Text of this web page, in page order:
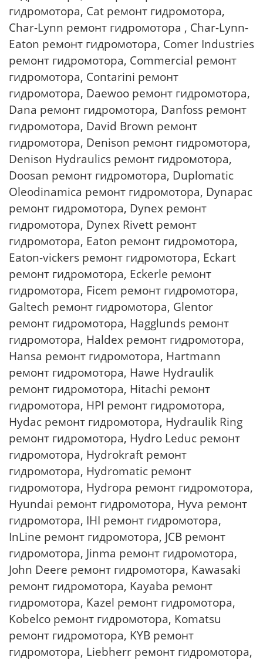
гидромотора, Cat ремонт гидромотора,
Char-Lynn ремонт гидромотора , Char-Lynn-
Eaton ремонт гидромотора, Comer Industries
ремонт гидромотора, Commercial ремонт
гидромотора, Contarini ремонт
гидромотора, Daewoo ремонт гидромотора,
Dana ремонт гидромотора, Danfoss ремонт
гидромотора, David Brown ремонт
гидромотора, Denison ремонт гидромотора,
Denison Hydraulics ремонт гидромотора,
Doosan ремонт гидромотора, Duplomatic
Oleodinamica ремонт гидромотора, Dynapac
ремонт гидромотора, Dynex ремонт
гидромотора, Dynex Rivett ремонт
гидромотора, Eaton ремонт гидромотора,
Eaton-vickers ремонт гидромотора, Eckart
ремонт гидромотора, Eckerle ремонт
гидромотора, Ficem ремонт гидромотора,
Galtech ремонт гидромотора, Glentor
ремонт гидромотора, Hagglunds ремонт
гидромотора, Haldex ремонт гидромотора,
Hansa ремонт гидромотора, Hartmann
ремонт гидромотора, Hawe Hydraulik
ремонт гидромотора, Hitachi ремонт
гидромотора, HPI ремонт гидромотора,
Hydac ремонт гидромотора, Hydraulik Ring
ремонт гидромотора, Hydro Leduc ремонт
гидромотора, Hydrokraft ремонт
гидромотора, Hydromatic ремонт
гидромотора, Hydropa ремонт гидромотора,
Hyundai ремонт гидромотора, Hyva ремонт
гидромотора, IHI ремонт гидромотора,
InLine ремонт гидромотора, JCB ремонт
гидромотора, Jinma ремонт гидромотора,
John Deere ремонт гидромотора, Kawasaki
ремонт гидромотора, Kayaba ремонт
гидромотора, Kazel ремонт гидромотора,
Kobelco ремонт гидромотора, Komatsu
ремонт гидромотора, KYB ремонт
гидромотора, Liebherr ремонт гидромотора,